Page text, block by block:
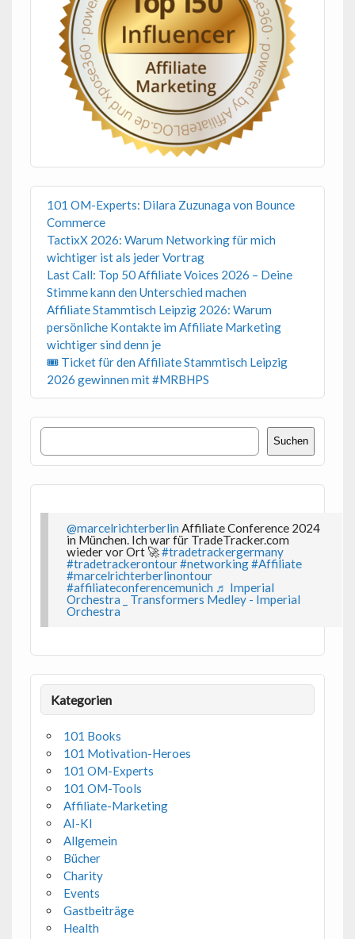
101 OM-Experts: Dilara Zuzunaga von Bounce
Commerce
TactixX 2026: Warum Networking für mich
wichtiger ist als jeder Vortrag
Last Call: Top 50 Affiliate Voices 2026 – Deine
Stimme kann den Unterschied machen
Affiliate Stammtisch Leipzig 2026: Warum
persönliche Kontakte im Affiliate Marketing
wichtiger sind denn je
🎟 Ticket für den Affiliate Stammtisch Leipzig
2026 gewinnen mit #MRBHPS
Suchen
Suchen
@marcelrichterberlin Affiliate Conference 2024
in München. Ich war für TradeTracker.com
wieder vor Ort 🚀#tradetrackergermany
#tradetrackerontour#networking#Affiliate
#marcelrichterberlinontour
#affiliateconferencemunich ♬ Imperial
Orchestra _ Transformers Medley - Imperial
Orchestra
Kategorien
101 Books
101 Motivation-Heroes
101 OM-Experts
101 OM-Tools
Affiliate-Marketing
AI-KI
Allgemein
Bücher
Charity
Events
Gastbeiträge
Health